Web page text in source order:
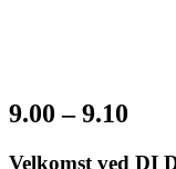
9.00 – 9.10
Velkomst ved DI